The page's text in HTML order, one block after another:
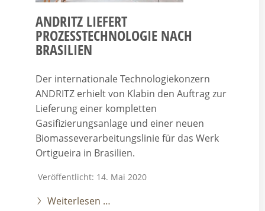
ANDRITZ LIEFERT
PROZESSTECHNOLOGIE NACH
BRASILIEN
Der internationale Technologiekonzern
ANDRITZ erhielt von Klabin den Auftrag zur
Lieferung einer kompletten
Gasifizierungsanlage und einer neuen
Biomasseverarbeitungslinie für das Werk
Ortigueira in Brasilien.
Veröffentlicht: 14. Mai 2020
Weiterlesen …